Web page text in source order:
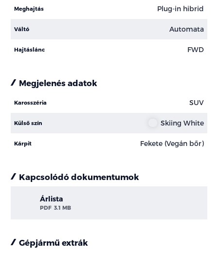
Meghajtás Plug-in hibrid
Váltó Automata
Hajtáslánc FWD
Megjelenés adatok
Karosszéria SUV
Külső szín Skiing White
Kárpit Fekete (Vegán bőr)
Kapcsolódó dokumentumok
Árlista
PDF 3.1 MB
Gépjármű extrák